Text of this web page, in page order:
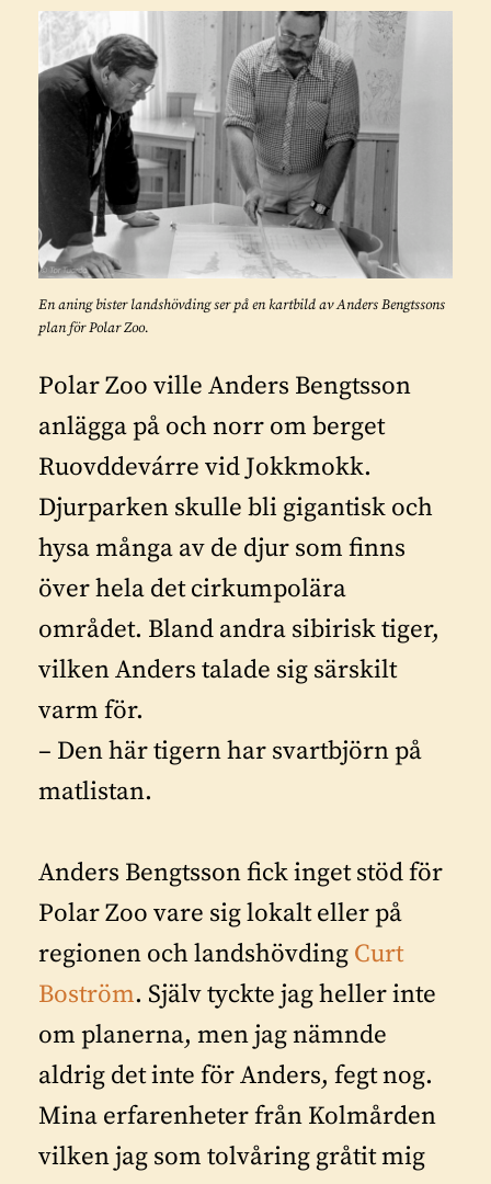
En aning bister landshövding ser på en kartbild av Anders Bengtssons
plan för Polar Zoo.
Polar Zoo ville Anders Bengtsson
anlägga på och norr om berget
Ruovddevárre vid Jokkmokk.
Djurparken skulle bli gigantisk och
hysa många av de djur som finns
över hela det cirkumpolära
området. Bland andra sibirisk tiger,
vilken Anders talade sig särskilt
varm för.
– Den här tigern har svartbjörn på
matlistan.
Anders Bengtsson fick inget stöd för
Polar Zoo vare sig lokalt eller på
regionen och landshövding Curt
Boström. Själv tyckte jag heller inte
om planerna, men jag nämnde
aldrig det inte för Anders, fegt nog.
Mina erfarenheter från Kolmården
vilken jag som tolvåring gråtit mig